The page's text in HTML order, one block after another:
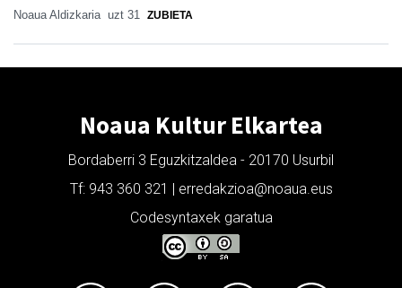
Noaua Aldizkaria uzt 31 ZUBIETA
Noaua Kultur Elkartea
Bordaberri 3 Eguzkitzaldea - 20170 Usurbil
Tf: 943 360 321 | erredakzioa@noaua.eus
Codesyntaxek garatua